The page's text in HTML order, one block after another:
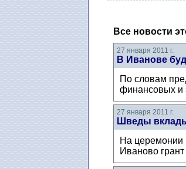
Все новости
27 января 2011 г.
В Иванове
По словам
финансовых и
27 января 2011 г.
Шведы
На церемонии
Иваново